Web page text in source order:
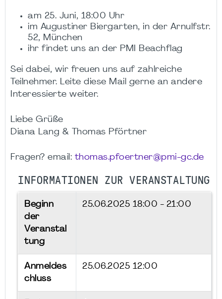
am 25. Juni, 18:00 Uhr
im Augustiner Biergarten, in der Arnulfstr.
52, München
ihr findet uns an der PMI Beachflag
Sei dabei, wir freuen uns auf zahlreiche
Teilnehmer. Leite diese Mail gerne an andere
Interessierte weiter.
Liebe Grüße
Diana Lang & Thomas Pförtner
Fragen? email: thomas.pfoertner@pmi-gc.de
INFORMATIONEN ZUR VERANSTALTUNG
Beginn
der
Veranstal
tung
25.06.2025 18:00 - 21:00
Anmeldes
chluss
25.06.2025 12:00